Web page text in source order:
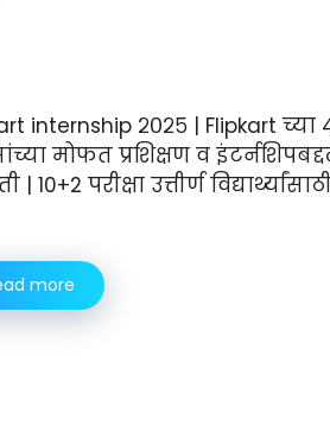
internship २०२५ | Flipkart च्या
मोफत प्रशिक्षण व
| 10+2 परीक्षा उत्तीर्ण
more